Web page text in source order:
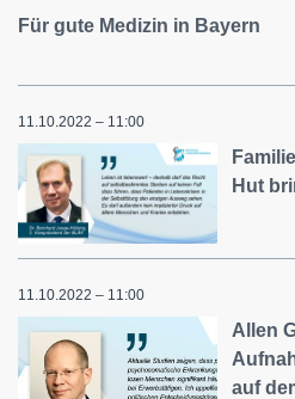
Für gute Medizin in Bayern
11.10.2022 – 11:00
Hut
11.10.2022 – 11:00
Allen
auf